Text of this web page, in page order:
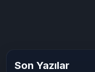
Son Yazılar